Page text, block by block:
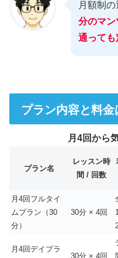
月額制の
分のマン
通っても
プラン内容と料金
月4回から
プラン名
レッスン時
間 / 回数
月4回フルタイ
ムプラン（30
分）
30分 × 4回
月4回デイプラ
30分 × 4回